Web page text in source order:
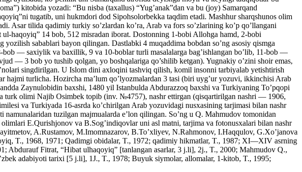
kitobida yozadi: “Bu nisba (taxallus) “Yug’anak”dan va bu (joy) Samarqand
tugatib, uni hukmdori dod Sipohsolorbekka taqdim etadi. Mashhur sharqshunos olim
Asar tilida qadimiy turkiy so’zlardan ko’ra, Arab va fors so’zlarining ko’p qo’llangani
haqoyiq” 14 bob, 512 misradan iborat. Dostonning 1-bobi Allohga hamd, 2-bobi
sabablari bayon qilingan. Dastlabki 4 muqaddima bobdan so’ng asosiy qismga
— saxiylik va baxillik, 9 va 10-boblar turli masalalarga bag’ishlangan bo’lib, 11-bob —
— 3 bob yo tushib qolgan, yo boshqalariga qo’shilib ketgan). Yugnakiy o’zini shoir emas,
singdirilgan. U Islom dini axloqini tashviq qilish, komil insonni tarbiyalab yetishtirish
turlicha. Hozircha ma’lum qo’lyozmalardan 3 tasi (biri uyg’ur yozuvi, ikkinchisi Arab
Zaynulobidin baxshi, 1480 yil Istanbulda Abdurazzoq baxshi va Turkiyaning To’pqopi
turk olimi Najib Osimbek topib (inv. №4757), nashr ettirgan (qisqartirilgan nashri — 1906,
va Turkiyada 16-asrda ko’chirilgan Arab yozuvidagi nusxasining tarjimasi bilan nashr
tuzilgan majmualarda e’lon qilingan. So’ng u Q. Mahmudov tomonidan
E.Qurishjonov va B.Sog’indiqovlar uni asl matni, tarjima va fotonusxalari bilan nashr
A.Rustamov, M.Imomnazarov, B.To’xliyev, N.Rahmonov, I.Haqqulov, G.Xo’janova
T., 1968, 1971; Qadimgi obidalar, T., 1972; qadimiy hikmatlar, T., 1987; XI—XIV asrning
Fitrat, “Hibat ulhaqoyiq” [tanlangan asarlar, 3 j.li], 2j., T., 2000; Mahmudov Q.,
adabiyoti tarixi [5 j.li], 1J., T., 1978; Buyuk siymolar, allomalar, 1-kitob, T., 1995;